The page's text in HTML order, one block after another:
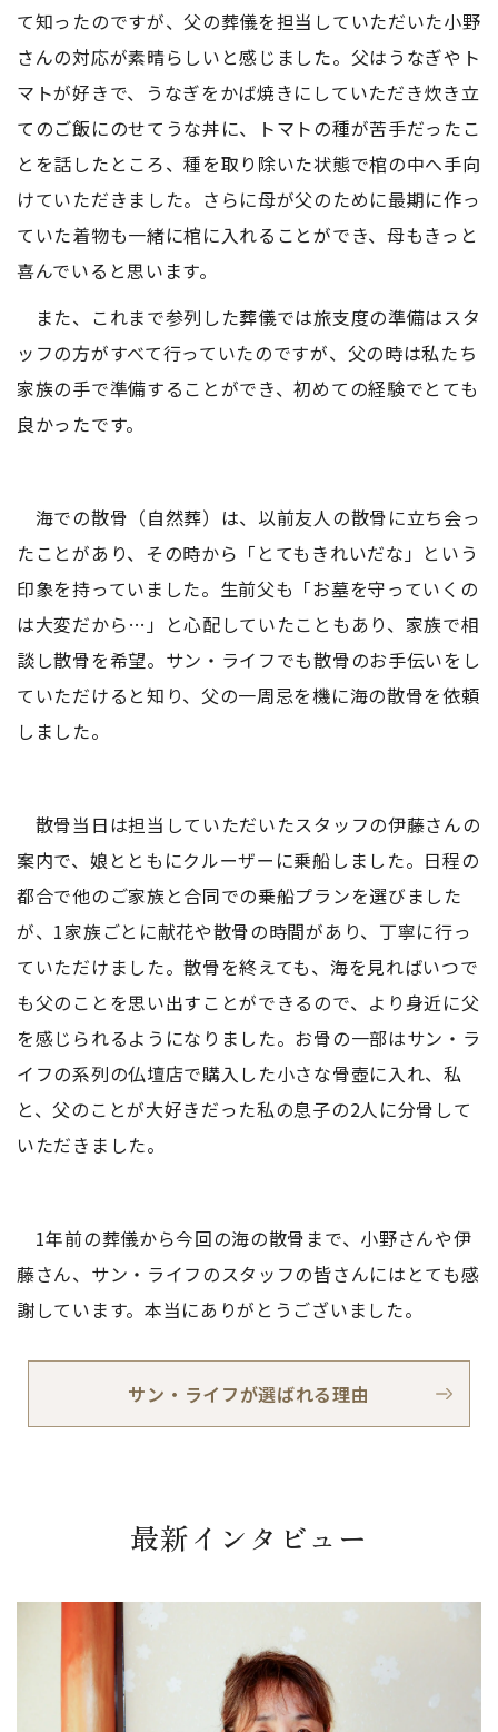
て知ったのですが、父の葬儀を担当していただいた小野
さんの対応が素晴らしいと感じました。父はうなぎやト
マトが好きで、うなぎをかば焼きにしていただき炊き立
てのご飯にのせてうな丼に、トマトの種が苦手だったこ
とを話したところ、種を取り除いた状態で棺の中へ手向
けていただきました。さらに母が父のために最期に作っ
ていた着物も一緒に棺に入れることができ、母もきっと
喜んでいると思います。
また、これまで参列した葬儀では旅支度の準備はスタ
ッフの方がすべて行っていたのですが、父の時は私たち
家族の手で準備することができ、初めての経験でとても
良かったです。
海での散骨（自然葬）は、以前友人の散骨に立ち会っ
たことがあり、その時から「とてもきれいだな」という
印象を持っていました。生前父も「お墓を守っていくの
は大変だから…」と心配していたこともあり、家族で相
談し散骨を希望。サン・ライフでも散骨のお手伝いをし
ていただけると知り、父の一周忌を機に海の散骨を依頼
しました。
散骨当日は担当していただいたスタッフの伊藤さんの
案内で、娘とともにクルーザーに乗船しました。日程の
都合で他のご家族と合同での乗船プランを選びました
が、1家族ごとに献花や散骨の時間があり、丁寧に行っ
ていただけました。散骨を終えても、海を見ればいつで
も父のことを思い出すことができるので、より身近に父
を感じられるようになりました。お骨の一部はサン・ラ
イフの系列の仏壇店で購入した小さな骨壺に入れ、私
と、父のことが大好きだった私の息子の2人に分骨して
いただきました。
1年前の葬儀から今回の海の散骨まで、小野さんや伊
藤さん、サン・ライフのスタッフの皆さんにはとても感
謝しています。本当にありがとうございました。
サン・ライフが選ばれる理由
最新インタビュー